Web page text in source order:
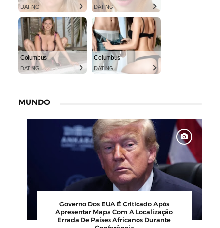
DATING DATING
Columbus
DATING
Columbus
DATING
MUNDO
Barbearia Nudista Viraliza Ao Atrair
Clientes Com Conceito Inusitado E
Faturamento Milionário